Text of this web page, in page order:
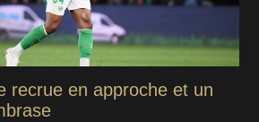
recrue en approche et un